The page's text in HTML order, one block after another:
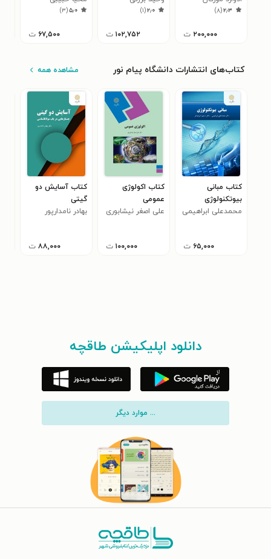
فورستر
۲٫۳(۸)
۲۰۰,۰۰۰ ت
۲٫۰(۱)
۱۰۲,۷۵۲ ت
۵٫۰(۳)
۶۷,۵۰۰ ت
کتاب‌های انتشارات دانشگاه پیام نور مشاهده همه
کتاب مبانی
بیوتکنولوژی
محمدعلی ابراهیمی
۶۵,۰۰۰ ت
کتاب اکولوژی
عمومی
علی اصغر نیشابوری
۱۰۰,۰۰۰ ت
کتاب آسایش دو
گیتی
بهادر نامدارپور
۸۸,۰۰۰ ت
دانلود اپلیکیشن طاقچه
... موارد دیگر